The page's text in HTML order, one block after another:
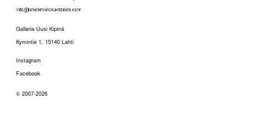
Galleria Uusi Kipinä
Kymintie 1, 15140 Lahti
Instagram
Facebook
© 2007-2026